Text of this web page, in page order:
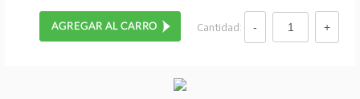
Cantidad: